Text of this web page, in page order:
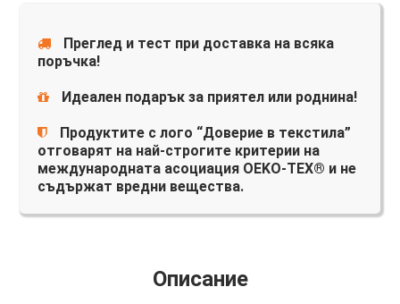
Преглед и тест при доставка на всяка
поръчка!
Идеален подарък за приятел или роднина!
Продуктите с лого “Доверие в текстила”
отговарят на най-строгите критерии на
международната асоциация OEKO-TEX® и не
съдържат вредни вещества.
Описание